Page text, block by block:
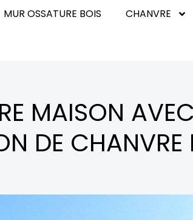
MUR OSSATURE BOIS CHANVRE
MAISON
DE CHANVRE